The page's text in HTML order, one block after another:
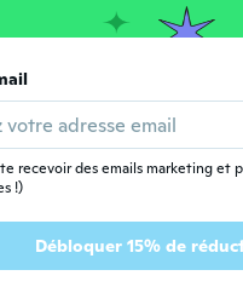
Inscrit depuis 2015
qualité
a 6 ans
Inscrit depuis 2019 · 21 avis
Hermoso!
a 6 ans
recevoir des emails marketing et
!)
Débloquer 15% de